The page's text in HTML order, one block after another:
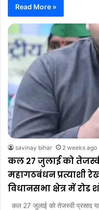
Read More »
savinay bihar 2 weeks ago
कल 27 जुलाई को तेजस्वी
महागठबंधन प्रत्याशी
विधानसभा क्षेत्र में
कल 27 जुलाई को तेजस्वी प्रसाद